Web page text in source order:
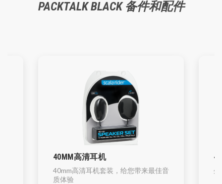
PACKTALK BLACK 备件和配件
40MM高清耳机
40mm高清耳机套装，给您带来最佳音
质体验
外观